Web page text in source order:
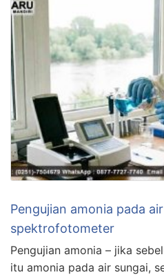
Pengujian amonia pada
spektrofotometer
Pengujian amonia – jika
itu amonia pada air sungai,